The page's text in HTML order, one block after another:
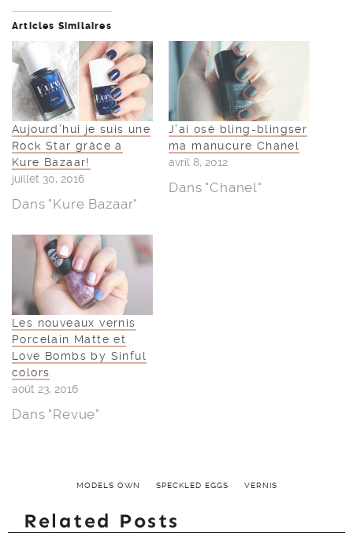
Articles Similaires
Aujourd’hui je suis une
Rock Star grâce à
Kure Bazaar!
juillet 30, 2016
Dans "Kure Bazaar"
J’ai osé bling-blingser
ma manucure Chanel
avril 8, 2012
Dans "Chanel"
Les nouveaux vernis
Porcelain Matte et
Love Bombs by Sinful
colors
août 23, 2016
Dans "Revue"
MODELS OWN SPECKLED EGGS VERNIS
Related Posts